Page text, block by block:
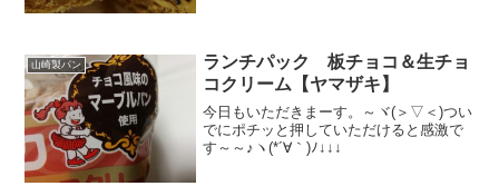
山崎製パン
ランチパック 板チョコ＆生チョ
コクリーム【ヤマザキ】
今日もいただきまーす。～ヾ(＞▽＜)つい
でにポチッと押していただけると感激で
す～～♪ヽ(*´∀｀)ﾉ↓↓↓